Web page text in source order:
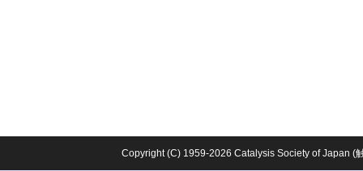
Copyright (C) 1959-2026 Catalysis Society of Japan (